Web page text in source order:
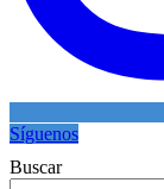
Síguenos
Buscar